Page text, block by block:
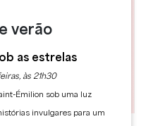
verão
as estrelas
às 21h30
Émilion sob uma luz
invulgares para um